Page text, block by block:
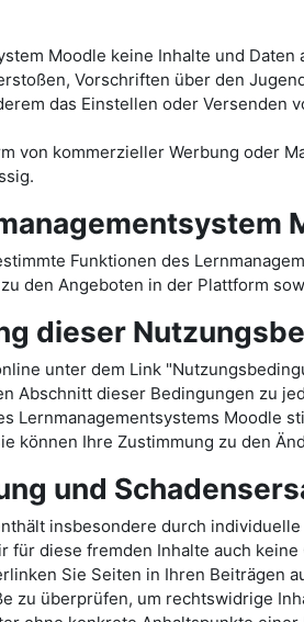
Moodle keine Inhalte und
Vorschriften über den
das Einstellen oder
von kommerzieller Werbung oder
Funktionen des
den Angeboten in der Plattform
dieser
unter dem Link
Abschnitt dieser Bedingungen zu
Lernmanagementsystems Moodle
können Ihre Zustimmung zu den
und
insbesondere durch
für diese fremden Inhalte auch
Sie Seiten in Ihren Beiträgen
zu überprüfen, um rechtswidrige